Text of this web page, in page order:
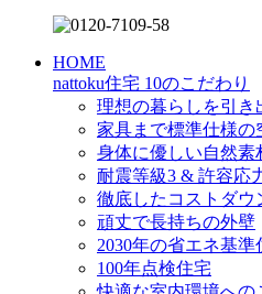
HOME
nattoku住宅 10のこだわり
理想の暮らしを引き
家具まで標準仕様の
身体に優しい自然素
耐震等級3 & 許容応
徹底したコストダウ
頑丈で長持ちの外壁
2030年の省エネ基準
100年点検住宅